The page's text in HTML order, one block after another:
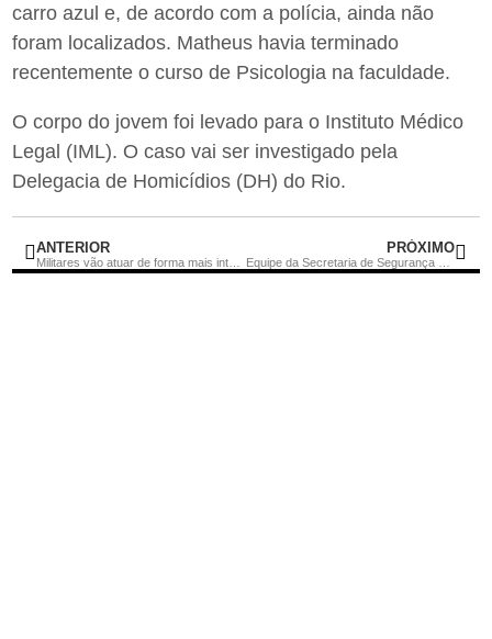
carro azul e, de acordo com a polícia, ainda não
foram localizados. Matheus havia terminado
recentemente o curso de Psicologia na faculdade.
O corpo do jovem foi levado para o Instituto Médico
Legal (IML). O caso vai ser investigado pela
Delegacia de Homicídios (DH) do Rio.
ANTERIOR
Militares vão atuar de forma mais intensa no Programa Mais Médicos
PRÓXIMO